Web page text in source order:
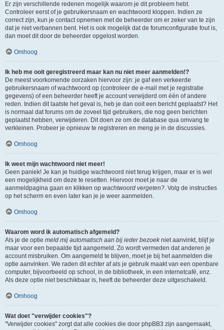
Er zijn verschillende redenen mogelijk waarom je dit probleem hebt.
Controleer eerst of je gebruikersnaam en wachtwoord kloppen. Indien ze
correct zijn, kun je contact opnemen met de beheerder om er zeker van te zijn
dat je niet verbannen bent. Het is ook mogelijk dat de forumconfiguratie fout is,
dan moet dit door de beheerder opgelost worden.
Omhoog
Ik heb me ooit geregistreerd maar kan nu niet meer aanmelden!?
De meest voorkomende oorzaken hiervoor zijn: je gaf een verkeerde
gebruikersnaam of wachtwoord op (controleer de e-mail met je registratie
gegevens) of een beheerder heeft je account verwijderd om één of andere
reden. Indien dit laatste het geval is, heb je dan ooit een bericht geplaatst? Het
is normaal dat forums om de zoveel tijd gebruikers, die nog geen berichten
geplaatst hebben, verwijderen. Dit doen ze om de database qua omvang te
verkleinen. Probeer je opnieuw te registreren en meng je in de discussies.
Omhoog
Ik weet mijn wachtwoord niet meer!
Geen paniek! Je kan je huidige wachtwoord niet terug krijgen, maar er is wel
een mogelijkheid om deze te resetten. Hiervoor moet je naar de
aanmeldpagina gaan en klikken op wachtwoord vergeten?. Volg de instructies
op het scherm en even later kan je je weer aanmelden.
Omhoog
Waarom word ik automatisch afgemeld?
Als je de optie meld mij automatisch aan bij ieder bezoekniet aanvinkt, blijf je
maar voor een bepaalde tijd aangemeld. Zo wordt vermeden dat anderen je
account misbruiken. Om aangemeld te blijven, moet je bij het aanmelden die
optie aanvinken. We raden dit echter af als je gebruik maakt van een openbare
computer, bijvoorbeeld op school, in de bibliotheek, in een internetcafé, enz.
Als deze optie niet beschikbaar is, heeft de beheerder deze uitgeschakeld.
Omhoog
Wat doet "verwijder cookies"?
"Verwijder cookies" zorgt dat alle cookies die door phpBB3 zijn aangemaakt,